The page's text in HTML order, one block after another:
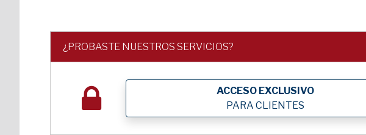
¿PROBASTE NUESTROS SERVICIOS?
ACCESO EXCLUSIVO
PARA CLIENTES